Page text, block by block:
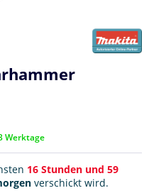
Werktage
16 Stunden und 59
verschickt wird.